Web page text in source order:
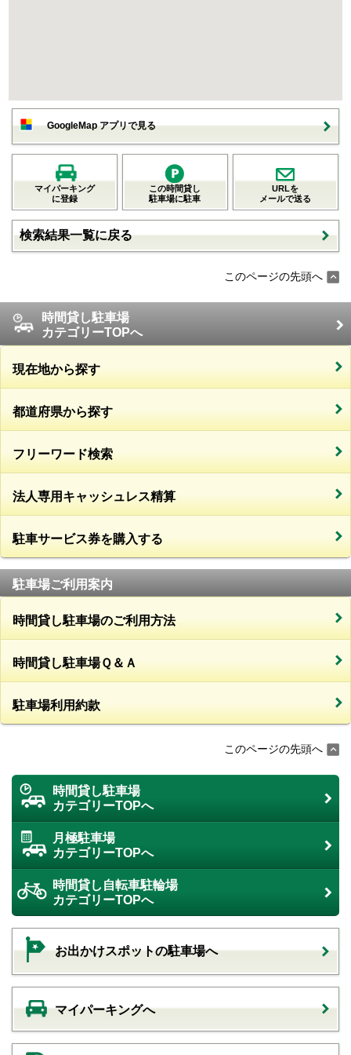
GoogleMap アプリで見る
マイパーキング
に登録
この時間貸し
駐車場に駐車
URLを
メールで送る
検索結果一覧に戻る
このページの先頭へ
時間貸し駐車場
カテゴリーTOPへ
現在地から探す
都道府県から探す
フリーワード検索
法人専用キャッシュレス精算
駐車サービス券を購入する
駐車場ご利用案内
時間貸し駐車場のご利用方法
時間貸し駐車場Ｑ＆Ａ
駐車場利用約款
このページの先頭へ
時間貸し駐車場
カテゴリーTOPへ
月極駐車場
カテゴリーTOPへ
時間貸し自転車駐輪場
カテゴリーTOPへ
お出かけスポットの駐車場へ
マイパーキングへ